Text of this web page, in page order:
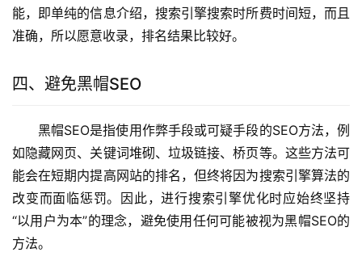
能，即单纯的信息介绍，搜索引擎搜索时所费时间短，而且
准确，所以愿意收录，排名结果比较好。
四、避免黑帽SEO
黑帽SEO是指使用作弊手段或可疑手段的SEO方法，例
如隐藏网页、关键词堆砌、垃圾链接、桥页等。这些方法可
能会在短期内提高网站的排名，但终将因为搜索引擎算法的
改变而面临惩罚。因此，进行搜索引擎优化时应始终坚持
“以用户为本”的理念，避免使用任何可能被视为黑帽SEO的
方法。